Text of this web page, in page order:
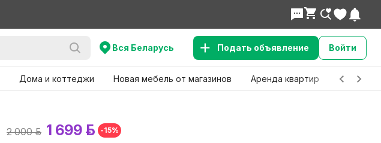
Вся Беларусь Подать объявление Войти
Дома и коттеджи Новая мебель от магазинов Аренда квартир Детские
2 000 р. 1 699 р. -15%